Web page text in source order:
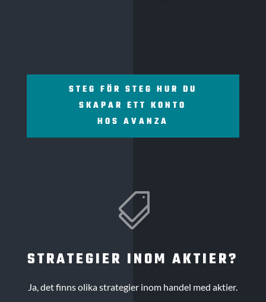
STEG FÖR STEG HUR DU
SKAPAR ETT KONTO
HOS AVANZA

STRATEGIER INOM AKTIER?
Ja, det finns olika strategier inom handel med aktier.